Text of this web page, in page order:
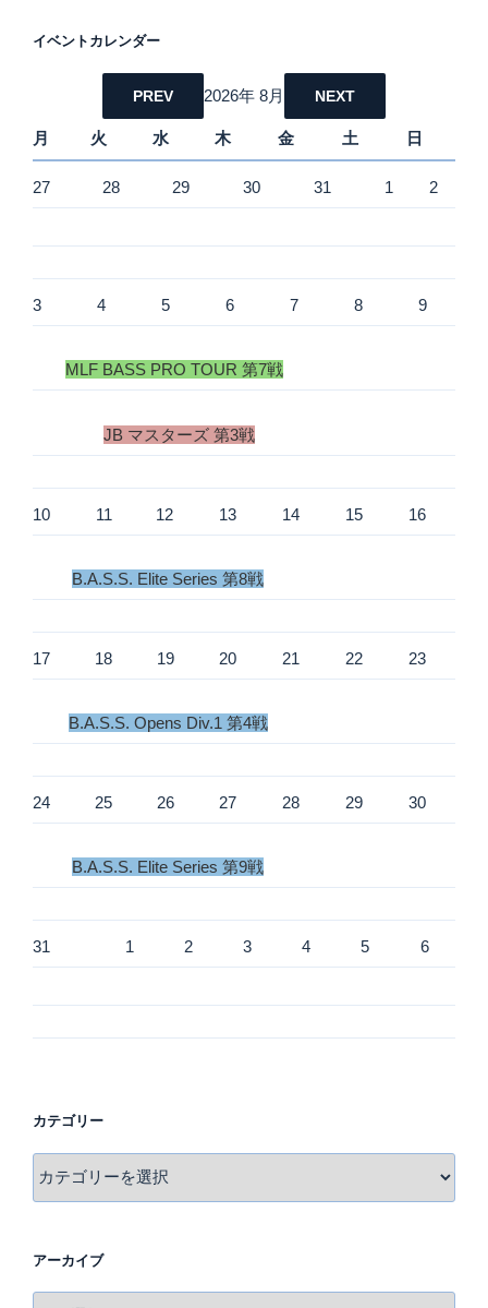
イベントカレンダー
PREV 2026年 8月 NEXT
月 火 水 木 金 土 日
27 28 29 30 31 1 2
3 4 5 6 7 8 9
MLF BASS PRO TOUR 第7戦
JB マスターズ 第3戦
10 11 12 13 14 15 16
B.A.S.S. Elite Series 第8戦
17 18 19 20 21 22 23
B.A.S.S. Opens Div.1 第4戦
24 25 26 27 28 29 30
B.A.S.S. Elite Series 第9戦
31 1 2 3 4 5 6
カテゴリー
テ
ー
アーカイブ